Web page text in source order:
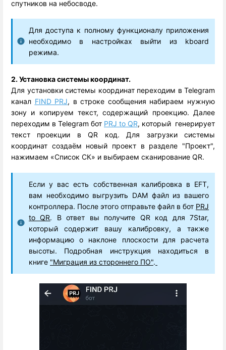
спутников на небосводе.
Для доступа к полному функционалу приложения
необходимо в настройках выйти из kboard
режима.
2. Установка системы координат.
Для установки системы координат переходим в Telegram
канал FIND PRJ, в строке сообщения набираем нужную
зону и копируем текст, содержащий проекцию. Далее
переходим в Telegram бот PRJ to QR, который генерирует
текст проекции в QR код. Для загрузки системы
координат создаём новый проект в разделе "Проект",
нажимаем «Список СК» и выбираем сканирование QR.
Если у вас есть собственная калибровка в EFT,
вам необходимо выгрузить DAM файл из вашего
контроллера. После этого отправьте файл в бот PRJ
to QR. В ответ вы получите QR код для 7Star,
который содержит вашу калибровку, а также
информацию о наклоне плоскости для расчета
высоты. Подробная инструкция находиться в
книге "Миграция из стороннего ПО".